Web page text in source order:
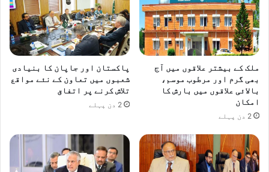
ملک کے بیشتر علاقوں میں آج
بھی گرم اور مرطوب موسم،
بالائی علاقوں میں بارش کا
امکان
2 دن پہلے
پاکستان اور جاپان کا بنیادی
شعبوں میں تعاون کے نئے مواقع
تلاش کرنے پر اتفاق
2 دن پہلے